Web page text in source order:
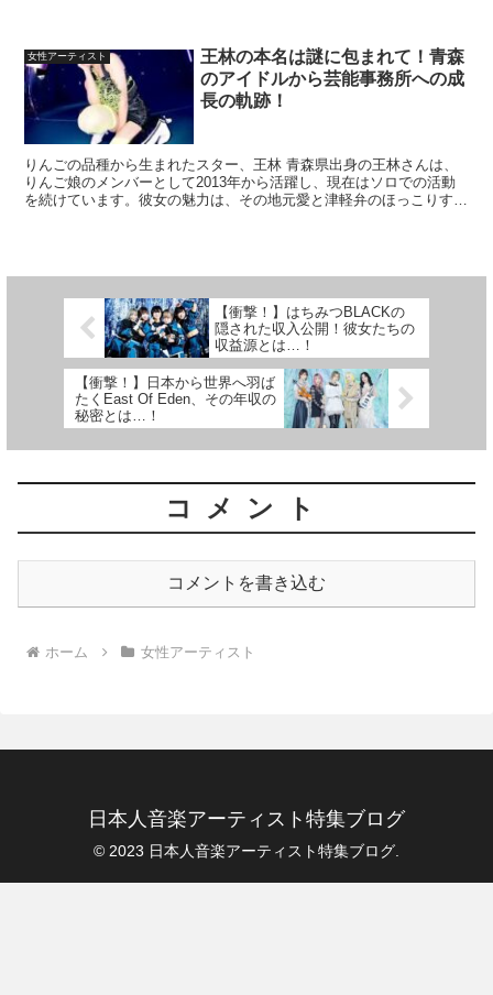
女性アーティスト
王林の本名は謎に包まれて！青森
のアイドルから芸能事務所への成
長の軌跡！
りんごの品種から生まれたスター、王林 青森県出身の王林さんは、
りんご娘のメンバーとして2013年から活躍し、現在はソロでの活動
を続けています。彼女の魅力は、その地元愛と津軽弁のほっこりする
【衝撃！】はちみつBLACKの
隠された収入公開！彼女たちの
収益源とは…！
【衝撃！】日本から世界へ羽ば
たくEast Of Eden、その年収の
秘密とは…！
コメント
コメントを書き込む
ホーム 女性アーティスト
日本人音楽アーティスト特集ブログ
© 2023 日本人音楽アーティスト特集ブログ.